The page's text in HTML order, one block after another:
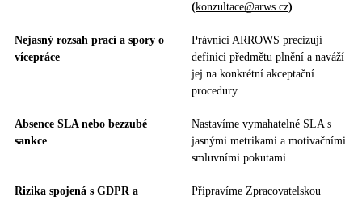
(konzultace@arws.cz)
Nejasný rozsah prací a spory o
vícepráce
Právníci ARROWS precizují
definici předmětu plnění a naváží
jej na konkrétní akceptační
procedury.
Absence SLA nebo bezzubé
sankce
Nastavíme vymahatelné SLA s
jasnými metrikami a motivačními
smluvními pokutami.
Rizika spojená s GDPR a
Připravíme Zpracovatelskou